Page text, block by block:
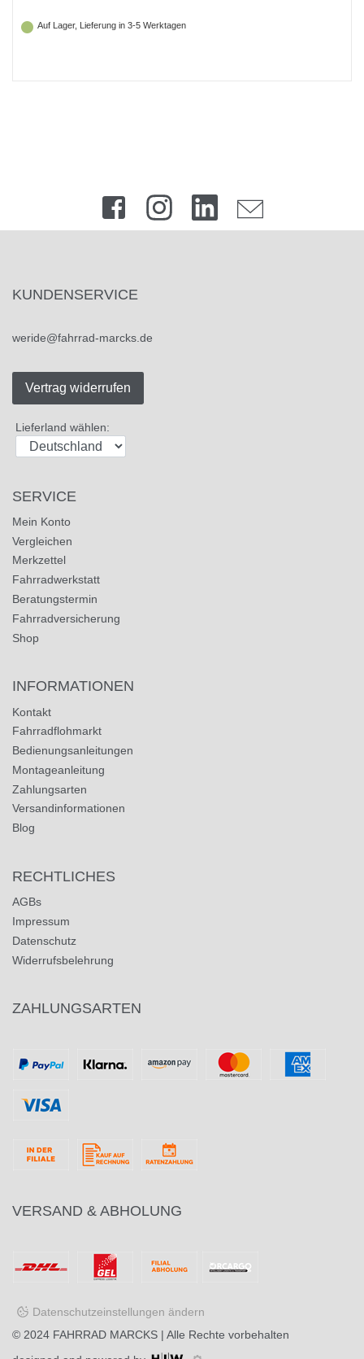
Auf Lager, Lieferung in 3-5 Werktagen
KUNDENSERVICE
weride@fahrrad-marcks.de
Vertrag widerrufen
Lieferland wählen:
SERVICE
Mein Konto
Vergleichen
Merkzettel
Fahrradwerkstatt
Beratungstermin
Fahrradversicherung
Shop
INFORMATIONEN
Kontakt
Fahrradflohmarkt
Bedienungsanleitungen
Montageanleitung
Zahlungsarten
Versandinformationen
Blog
RECHTLICHES
AGBs
Impressum
Datenschutz
Widerrufsbelehrung
ZAHLUNGSARTEN
VERSAND & ABHOLUNG
Datenschutzeinstellungen ändern
© 2024 FAHRRAD MARCKS | Alle Rechte vorbehalten